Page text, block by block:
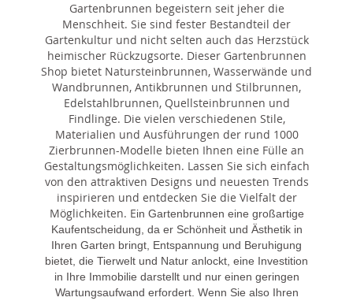
Gartenbrunnen begeistern seit jeher die
Menschheit. Sie sind fester Bestandteil der
Gartenkultur und nicht selten auch das Herzstück
heimischer Rückzugsorte. Dieser Gartenbrunnen
Shop bietet Natursteinbrunnen, Wasserwände und
Wandbrunnen, Antikbrunnen und Stilbrunnen,
Edelstahlbrunnen, Quellsteinbrunnen und
Findlinge. Die vielen verschiedenen Stile,
Materialien und Ausführungen der rund 1000
Zierbrunnen-Modelle bieten Ihnen eine Fülle an
Gestaltungsmöglichkeiten. Lassen Sie sich einfach
von den attraktiven Designs und neuesten Trends
inspirieren und entdecken Sie die Vielfalt der
Möglichkeiten. Ein Gartenbrunnen eine großartige
Kaufentscheidung, da er Schönheit und Ästhetik in
Ihren Garten bringt, Entspannung und Beruhigung
bietet, die Tierwelt und Natur anlockt, eine Investition
in Ihre Immobilie darstellt und nur einen geringen
Wartungsaufwand erfordert. Wenn Sie also Ihren